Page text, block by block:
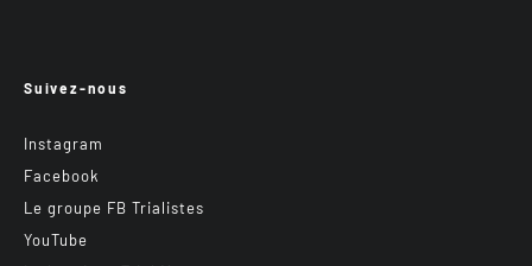
Suivez-nous
Instagram
Facebook
Le groupe FB Trialistes
YouTube